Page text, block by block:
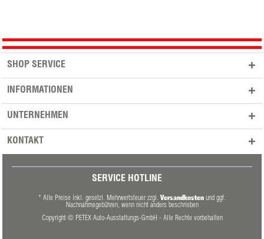
SHOP SERVICE
INFORMATIONEN
UNTERNEHMEN
KONTAKT
SERVICE HOTLINE
* Alle Preise inkl. gesetzl. Mehrwertsteuer zzgl. Versandkosten und ggf.
Nachnahmegebühren, wenn nicht anders beschrieben
Copyright © PETEX Auto-Ausstattungs-GmbH - Alle Rechte vorbehalten